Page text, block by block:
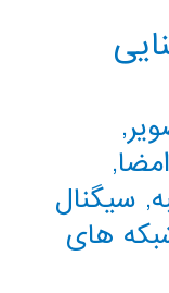
,
,
, سیگنال
های